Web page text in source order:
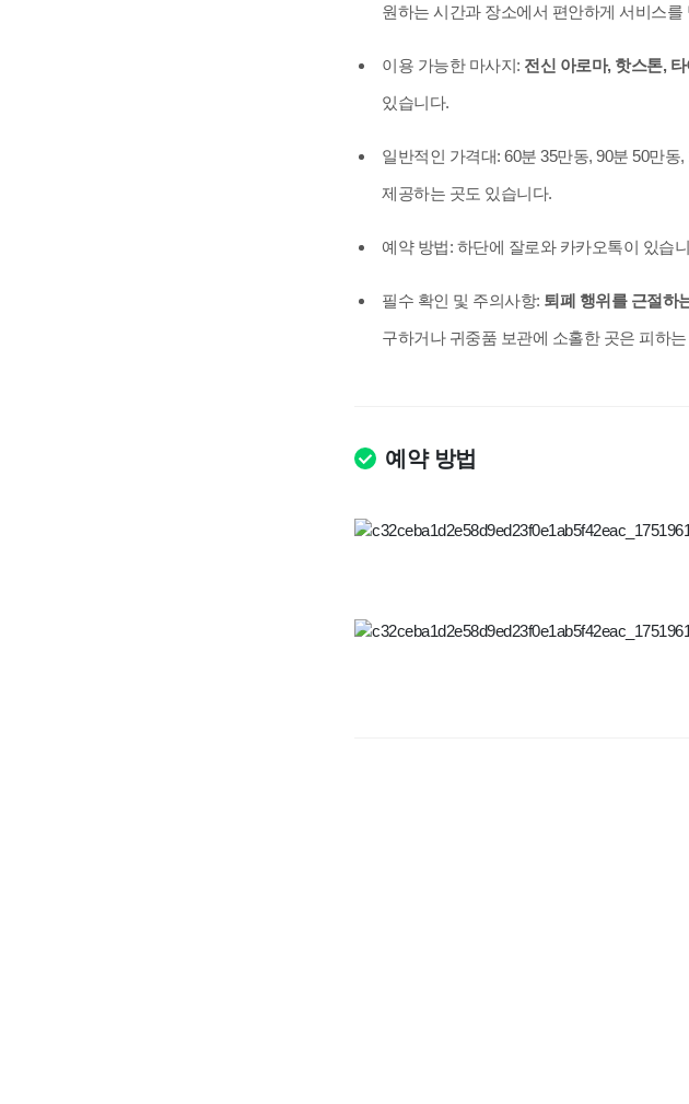
원하는 시간과 장소에서 편안하게 서비스를
이용 가능한 마사지: 전신 아로마, 핫스톤,
있습니다.
일반적인 가격대: 60분 35만동, 90분 50만동
제공하는 곳도 있습니다.
예약 방법: 하단에 잘로와 카카오톡이 있습
필수 확인 및 주의사항: 퇴폐 행위를 근절하
구하거나 귀중품 보관에 소홀한 곳은 피하
예약 방법